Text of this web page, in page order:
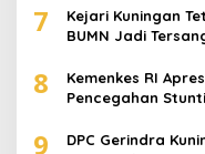
7
Kejari Kuningan
BUMN Jadi
8
Kemenkes RI
Pencegahan
9
DPC Gerindra